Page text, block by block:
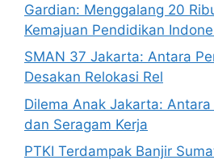
Gardian: Menggalang 20
Kemajuan Pendidikan
SMAN 37 Jakarta: Antara
Desakan Relokasi Rel
Dilema Anak Jakarta:
dan Seragam Kerja
PTKI Terdampak Banjir